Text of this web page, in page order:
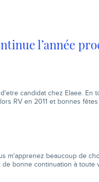
l’année
candidat chez Elaee. En
RV en 2011 et bonnes
m'apprenez beaucoup de
bonne continuation à toute